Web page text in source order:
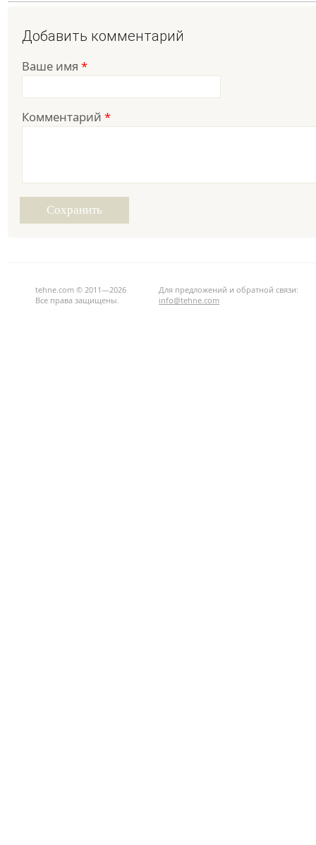
Добавить комментарий
Ваше имя *
Комментарий *
tehne.com © 2011—2026
Все права защищены.
Для предложений и обратной связи:
info@tehne.com